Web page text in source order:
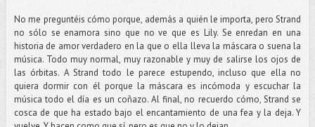
No me preguntéis cómo porque, además a quién le importa, pero Strand
no sólo se enamora sino que no ve que es Lily. Se enredan en una
historia de amor verdadero en la que o ella lleva la máscara o suena la
música. Todo muy normal, muy razonable y muy de salirse los ojos de
las órbitas. A Strand todo le parece estupendo, incluso que ella no
quiera dormir con él porque la máscara es incómoda y escuchar la
música todo el día es un coñazo. Al final, no recuerdo cómo, Strand se
cosca de que ha estado bajo el encantamiento de una fea y la deja. Y